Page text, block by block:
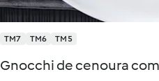
TM7 TM6 TM5
Gnocchi de cenoura